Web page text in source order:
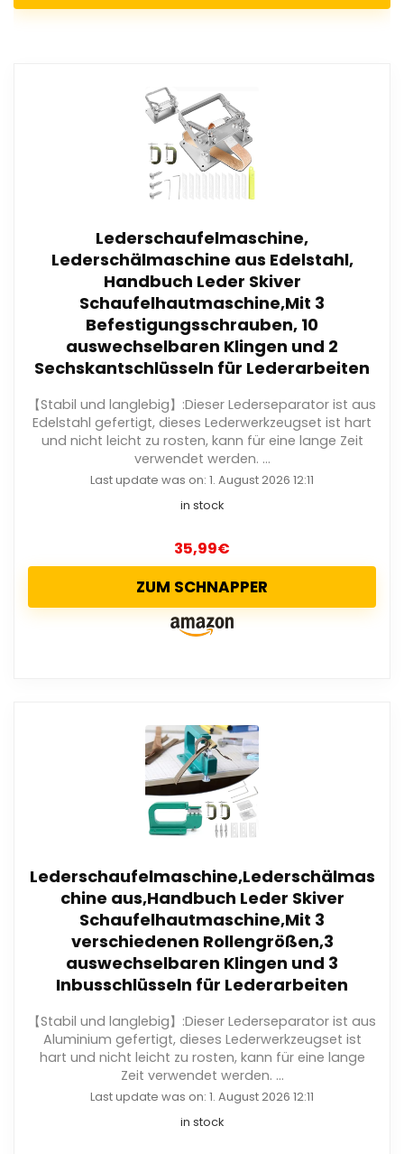
Lederschaufelmaschine,
Lederschälmaschine aus Edelstahl,
Handbuch Leder Skiver
Schaufelhautmaschine,Mit 3
Befestigungsschrauben, 10
auswechselbaren Klingen und 2
Sechskantschlüsseln für Lederarbeiten
【Stabil und langlebig】:Dieser Lederseparator ist aus
Edelstahl gefertigt, dieses Lederwerkzeugset ist hart
und nicht leicht zu rosten, kann für eine lange Zeit
verwendet werden. ...
Last update was on: 1. August 2026 12:11
in stock
35,99€
ZUM SCHNAPPER
Lederschaufelmaschine,Lederschälmas
chine aus,Handbuch Leder Skiver
Schaufelhautmaschine,Mit 3
verschiedenen Rollengrößen,3
auswechselbaren Klingen und 3
Inbusschlüsseln für Lederarbeiten
【Stabil und langlebig】:Dieser Lederseparator ist aus
Aluminium gefertigt, dieses Lederwerkzeugset ist
hart und nicht leicht zu rosten, kann für eine lange
Zeit verwendet werden. ...
Last update was on: 1. August 2026 12:11
in stock